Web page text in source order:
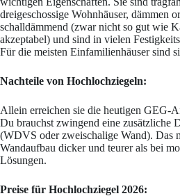
dreigeschossige Wohnhäuser, dämmen
schalldämmend (zwar nicht so gut wie
akzeptabel) und sind in vielen
Für die meisten Einfamilienhäuser sind
Nachteile von Hochlochziegeln:
Allein erreichen sie die heutigen GEG-
Du brauchst zwingend eine zusätzliche
(WDVS oder zweischalige Wand). Das
Wandaufbau dicker und teurer als bei
Lösungen.
Preise für Hochlochziegel 2026: